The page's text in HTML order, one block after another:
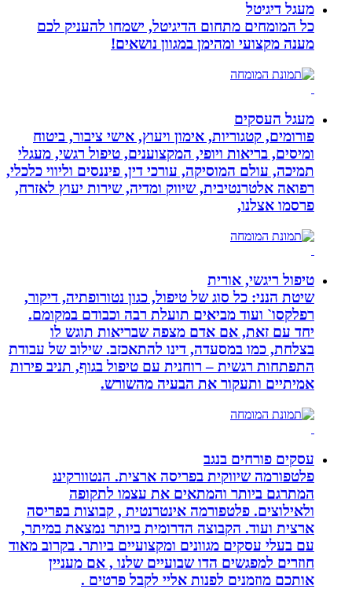
מעגל דיגיטל
כל המומחים מתחום הדיגיטל, ישמחו להעניק לכם
מענה מקצועי ומהימן במגוון נושאים!
מעגל העסקים
פורומים, קטגוריות, אימון ויעוץ, אישי ציבור, ביטוח
ומיסים, בריאות ויופי, המקצוענים, טיפול רגשי, מעגלי
תמיכה, עולם המוסיקה, עורכי דין, פיננסים וליווי כלכלי,
רפואה אלטרנטיבית, שיווק ומדיה, שירות יעוץ לאזרח,
פרסמו אצלנו,
טיפול ריגשי, אורית
שיטת הנני: כל סוג של טיפול, כגון נטורופתיה, דיקור,
רפלקסו` ועוד מביאים תועלת רבה וכבודם במקומם.
יחד עם זאת, אם אדם מצפה שבריאות תוגש לו
בצלחת, כמו במסעדה, דינו להתאכזב. שילוב של עבודת
התפתחות רגשית – רוחנית עם טיפול בגוף, תניב פירות
אמיתיים ותעקור את הבעיה מהשורש.
עסקים פורחים בנגב
פלטפורמה שיווקית בפריסה ארצית. הנטוורקינג
המתרגם ביותר והמתאים את עצמו לתקופה
ולאילוצים. פלטפורמה אינטרנטית , קבוצות בפריסה
ארצית ועוד. הקבוצה הדרומית ביותר נמצאת במיתר,
עם בעלי עסקים מגוונים ומקצועיים ביותר. בקרוב מאוד
חוזרים למפגשים הדו שבועיים שלנו , אם מעניין
אותכם מוזמנים לפנות אליי לקבל פרטים .